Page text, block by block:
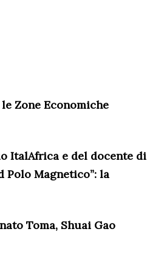
Zone Economiche
ItalAfrica e del docente di
Polo Magnetico”: la
Toma, Shuai Gao